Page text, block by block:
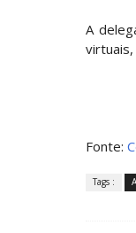
A
Fonte:
Tags :